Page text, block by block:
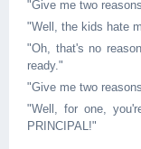
"Give me two
"Well, the kids hate
"Oh, that's no
ready."
"Give me two
"Well, for one,
PRINCIPAL!"